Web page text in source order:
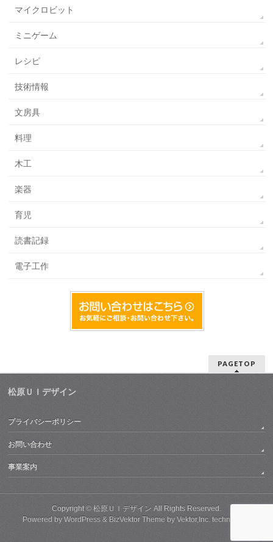
マイクロビット
ミニゲーム
レシピ
技術情報
文房具
料理
木工
楽器
育児
読書記録
電子工作
PAGETOP
松原ＵＩデザイン
プライバシーポリシー
お問い合わせ
事業案内
Copyright © 松原ＵＩデザイン All Rights Reserved.
Powered byWordPress & BizVektor Theme byVektor,Inc. technology.